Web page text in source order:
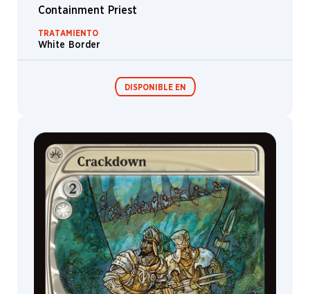
Containment Priest
TRATAMIENTO
White Border
DISPONIBLE EN
MagicCon
Festival in a